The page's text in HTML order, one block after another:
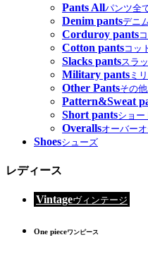
Pants Allパンツ全
Denim pantsデニ
Corduroy pants
Cotton pantsコッ
Slacks pantsスラ
Military pants ミ
Other Pantsその
Pattern&Sweat
Short pantsショー
Overallsオーバー
Shoesシューズ
レディース
Vintageヴィンテージ
One pieceワンピース